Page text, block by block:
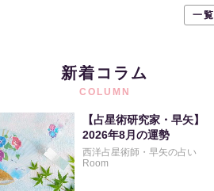
一覧
新着コラム
COLUMN
【占星術研究家・早矢】
2026年8月の運勢
西洋占星術師・早矢の占い
Room